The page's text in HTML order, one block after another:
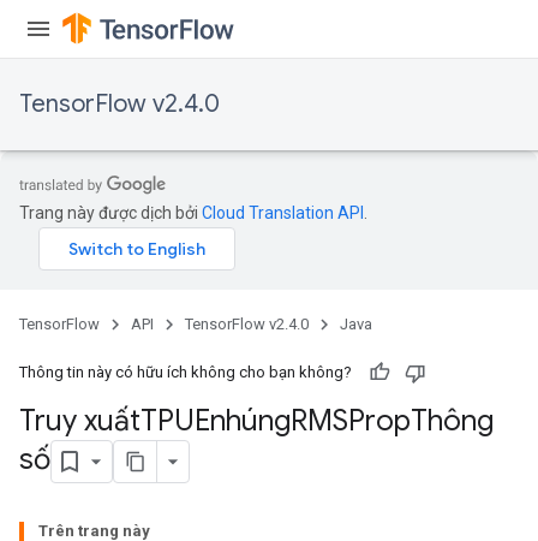
TensorFlow v2.4.0
Trang này được dịch bởi Cloud Translation API
TensorFlow API TensorFlow v2.4.0 Java
Thông tin này có hữu ích không cho bạn không?
Truy xuấtTPUEnhúngRMSPropThông
số
Trên trang này